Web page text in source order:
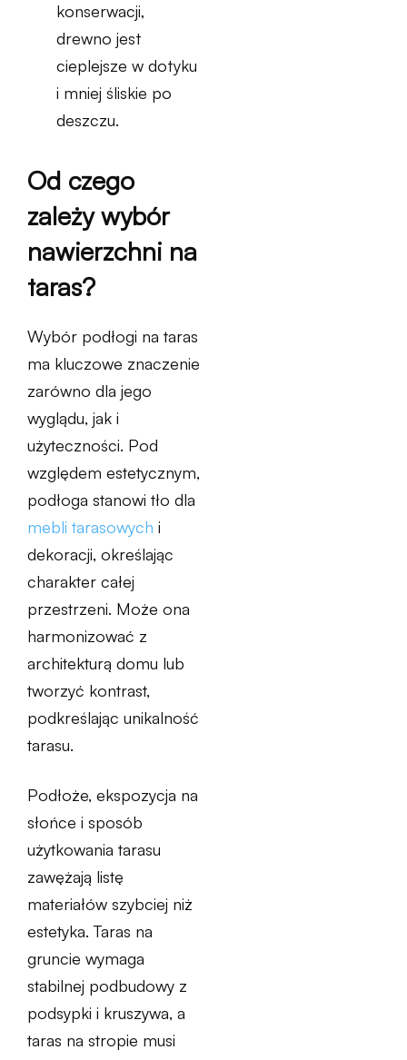
konserwacji,
drewno jest
cieplejsze w dotyku
i mniej śliskie po
deszczu.
Od czego
zależy wybór
nawierzchni na
taras?
Wybór podłogi na taras
ma kluczowe znaczenie
zarówno dla jego
wyglądu, jak i
użyteczności. Pod
względem estetycznym,
podłoga stanowi tło dla
mebli tarasowych i
dekoracji, określając
charakter całej
przestrzeni. Może ona
harmonizować z
architekturą domu lub
tworzyć kontrast,
podkreślając unikalność
tarasu.
Podłoże, ekspozycja na
słońce i sposób
użytkowania tarasu
zawężają listę
materiałów szybciej niż
estetyka. Taras na
gruncie wymaga
stabilnej podbudowy z
podsypki i kruszywa, a
taras na stropie musi